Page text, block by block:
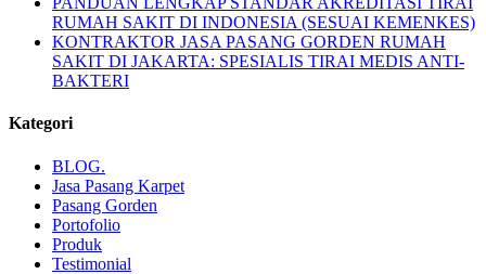
RUMAH SAKIT DI INDONESIA (SESUAI KEMENKES)
KONTRAKTOR JASA PASANG GORDEN RUMAH
SAKIT DI JAKARTA: SPESIALIS TIRAI MEDIS ANTI-
BAKTERI
Kategori
BLOG.
Jasa Pasang Karpet
Pasang Gorden
Portofolio
Produk
Testimonial